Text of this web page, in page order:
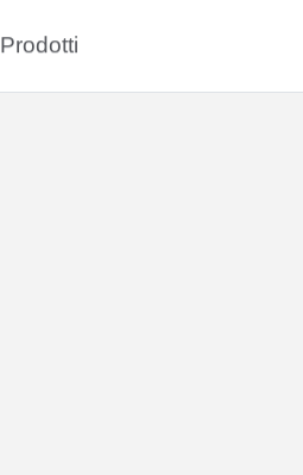
Prodotti